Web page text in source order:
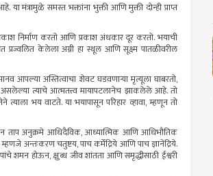
या मंत्रामुळे समस्त भक्तांना भुक्ती आणि मुक्ती दोन्ही प्राप्त
निर्माण करतो आणि प्रकाशअंधकारदूर करतो. भयाची
प्रज्वलित केलेलाअग्नी हा स्थूल आणि सूक्ष्म पातळीवरील
आपल्या अस्तित्वाचा शेवटघडवणार्‍यामृत्यूला घाबरतो,
असलेल्या त्याचेआत्मतत्त्व मायापटलानेच झाकलेले आहे. तो
भय वाटते. या भयापासून परिहार व्हावा, म्हणून तो
ताप अनुक्रमे आधिदैविक, आध्यात्मिक आणि आधिभौतिक
म्हणजेअन्तःकरणचतुष्टय, पाचकर्मेंद्रियेआणि पाचज्ञानेंद्रिये.
शमन होऊन, क्षुब्ध जीव शांतता आणि समृद्धीसाठी ईश्वरी